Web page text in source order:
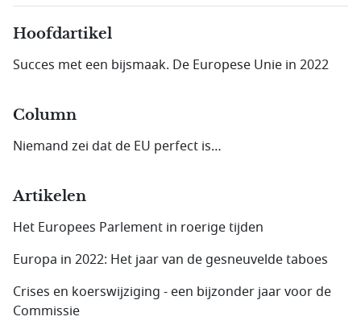
Hoofdartikel
Succes met een bijsmaak. De Europese Unie in 2022
Column
Niemand zei dat de EU perfect is…
Artikelen
Het Europees Parlement in roerige tijden
Europa in 2022: Het jaar van de gesneuvelde taboes
Crises en koerswijziging - een bijzonder jaar voor de
Commissie